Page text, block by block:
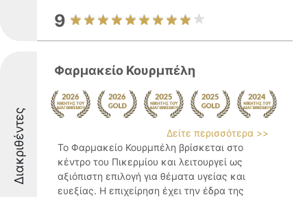
9
Διακριθέντες
Φαρμακείο Κουρμπέλη
Δείτε περισσότερα >>
Το Φαρμακείο Κουρμπέλη βρίσκεται στο
κέντρο του Πικερμίου και λειτουργεί ως
αξιόπιστη επιλογή για θέματα υγείας και
ευεξίας. Η επιχείρηση έχει την έδρα της